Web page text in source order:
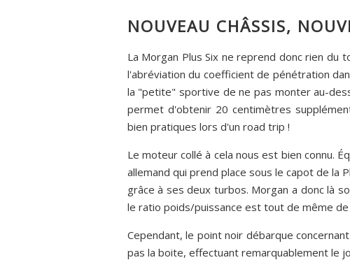
NOUVEAU CHÂSSIS,
La Morgan Plus Six ne reprend donc rien du
l'abréviation du coefficient de pénétration
la "petite" sportive de ne pas monter au-
permet d'obtenir 20 centimètres
bien pratiques lors d'un road trip !
Le moteur collé à cela nous est bien connu.
allemand qui prend place sous le capot de la
grâce à ses deux turbos. Morgan a donc là
le ratio poids/puissance est tout de même
Cependant, le point noir débarque
pas la boite, effectuant remarquablement le